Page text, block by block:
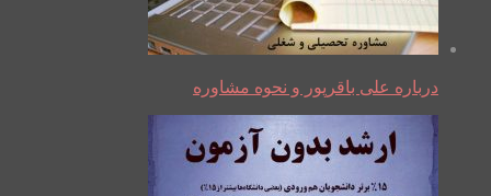
درباره علی باقرپور و نحوه مشاوره